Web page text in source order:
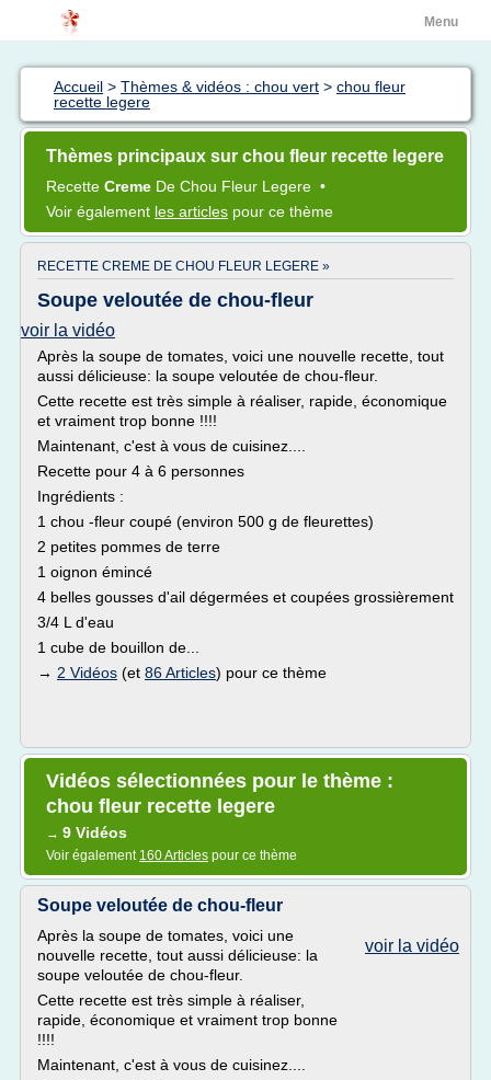
Menu
Accueil > Thèmes & vidéos : chou vert > chou fleur
recette legere
Thèmes principaux sur chou fleur recette legere
Recette Creme De Chou Fleur Legere •
Voir également les articles pour ce thème
RECETTE CREME DE CHOU FLEUR LEGERE »
Soupe veloutée de chou-fleur
voir la vidéo
Après la soupe de tomates, voici une nouvelle recette, tout
aussi délicieuse: la soupe veloutée de chou-fleur.
Cette recette est très simple à réaliser, rapide, économique
et vraiment trop bonne !!!!
Maintenant, c'est à vous de cuisinez....
Recette pour 4 à 6 personnes
Ingrédients :
1 chou -fleur coupé (environ 500 g de fleurettes)
2 petites pommes de terre
1 oignon émincé
4 belles gousses d'ail dégermées et coupées grossièrement
3/4 L d'eau
1 cube de bouillon de...
→ 2 Vidéos (et 86 Articles) pour ce thème
Vidéos sélectionnées pour le thème :
chou fleur recette legere
→ 9 Vidéos
Voir également 160 Articles pour ce thème
Soupe veloutée de chou-fleur
voir la vidéo
Après la soupe de tomates, voici une
nouvelle recette, tout aussi délicieuse: la
soupe veloutée de chou-fleur.
Cette recette est très simple à réaliser,
rapide, économique et vraiment trop bonne
!!!!
Maintenant, c'est à vous de cuisinez....